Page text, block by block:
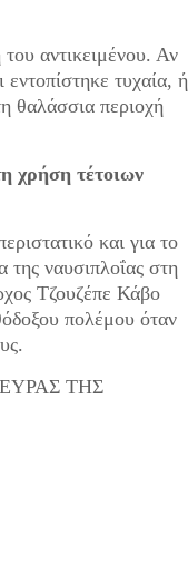
αντικειμένου. Αν
τυχαία, ή
θαλάσσια περιοχή
χρήση τέτοιων
και για το
της ναυσιπλοΐας στη
Τζουζέπε Κάβο
πολέμου όταν
ΤΗΣ